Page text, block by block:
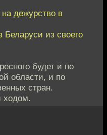
дежурство в
Беларуси из своего
будет и по
области, и по
стран.
ходом.